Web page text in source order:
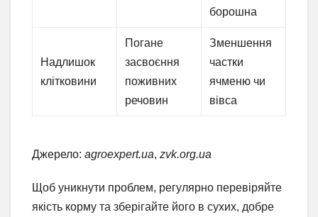
борошна
Надлишок
клітковини
Погане
засвоєння
поживних
речовин
Зменшення
частки
ячменю чи
вівса
Джерело: agroexpert.ua, zvk.org.ua
Щоб уникнути проблем, регулярно перевіряйте
якість корму та зберігайте його в сухих, добре